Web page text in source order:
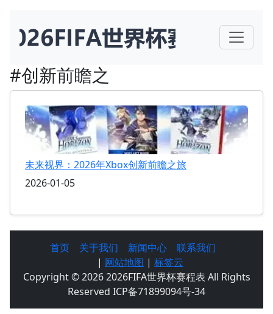
#创新前瞻之
未来视界：2026年Xbox创新前瞻之旅
2026-01-05
首页 关于我们 新闻中心
联系我们
| 网站地图 | 标签云
Copyright © 2026 2026FIFA世界杯赛程表 All Rights
Reserved ICP备71899094号-34